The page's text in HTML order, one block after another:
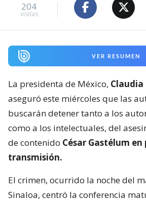
204
visitas
VER RESUMEN
La presidenta de México, Claudia
aseguró este miércoles que las
buscarán detener tanto a los
como a los intelectuales, del
de contenido César Gastélum en
transmisión.
El crimen, ocurrido la noche del
Sinaloa, centró la conferencia